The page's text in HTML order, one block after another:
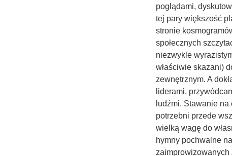
poglądami,
tej pary większość
stronie
społecznych
niezwykle
właściwie skazani)
zewnętrznym. A
liderami,
ludźmi. Stawanie
potrzebni przede
wielką wagę do
hymny pochwalne
zaimprowizowanych